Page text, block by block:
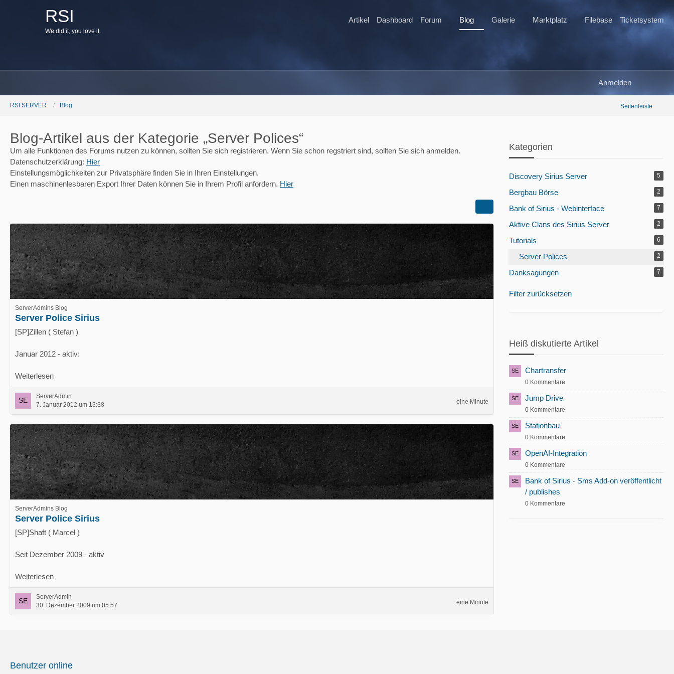
RSI
We did it, you ove it.
Artikel Dashboard Forum Blog Galerie Marktplatz Filebase Ticketsystem
Anmelden
RSI SERVER Blog Seitenleiste
Blog-Artikel aus der Kategorie „Server Polices“
Um alle Funktionen des Forums nutzen zu können, sollten Sie sich registrieren. Wenn Sie schon regstriert sind, sollten Sie sich anmelden.
Datenschutzerklärung: Hier
Einstellungsmöglichkeiten zur Privatsphäre finden Sie in Ihren Einstellungen.
Einen maschinenlesbaren Export Ihrer Daten können Sie in Ihrem Profil anfordern. Hier
ServerAdmins Blog
Server Police Sirius
[SP]Zillen ( Stefan )
Januar 2012 - aktiv:
Weiterlesen
ServerAdmin
7. Januar 2012 um 13:38
eine Minute
ServerAdmins Blog
Server Police Sirius
[SP]Shaft ( Marcel )
Seit Dezember 2009 - aktiv
Weiterlesen
ServerAdmin
30. Dezember 2009 um 05:57
eine Minute
Kategorien
Discovery Sirius Server 5
Bergbau Börse 2
Bank of Sirius - Webinterface 7
Aktive Clans des Sirius Server 2
Tutorials 6
Server Polices 2
Danksagungen 7
Filter zurücksetzen
Heiß diskutierte Artikel
Chartransfer
0 Kommentare
Jump Drive
0 Kommentare
Stationbau
0 Kommentare
OpenAI-Integration
0 Kommentare
Bank of Sirius - Sms Add-on veröffentlicht
/ publishes
0 Kommentare
Benutzer online